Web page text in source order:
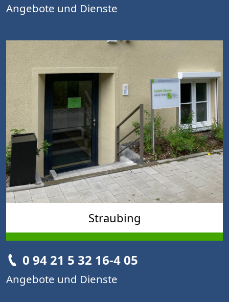
Angebote und Dienste
Straubing
0 94 21 5 32 16-4 05
Angebote und Dienste